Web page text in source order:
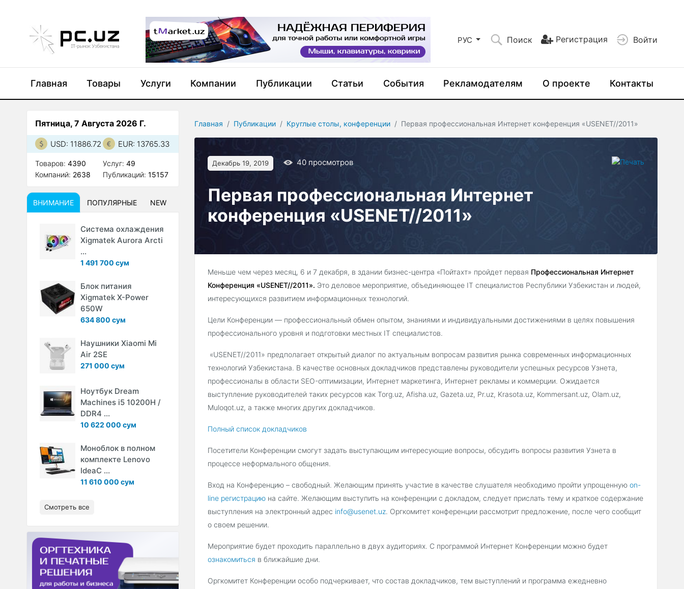
РУС Поиск Регистрация Войти
Главная Товары Услуги Компании Публикации Статьи События Рекламодателям О проекте Контакты
Главная Публикации Круглые столы, конференции Первая профессиональная Интернет конференция «USENET//2011»
Декабрь 19, 2019 40 просмотров
Первая профессиональная Интернет
конференция «USENET//2011»
Меньше чем через месяц, 6 и 7 декабря, в здании бизнес-центра «Пойтахт» пройдет первая Профессиональная Интернет
Конференция «USENET//2011». Это деловое мероприятие, объединяющее IT специалистов Республики Узбекистан и людей,
интересующихся развитием информационных технологий.
Цели Конференции — профессиональный обмен опытом, знаниями и индивидуальными достижениями в целях повышения
профессионального уровня и подготовки местных IT специалистов.
«USENET//2011» предполагает открытый диалог по актуальным вопросам развития рынка современных информационных
технологий Узбекистана. В качестве основных докладчиков представлены руководители успешных ресурсов Узнета,
профессионалы в области SEO-оптимизации, Интернет маркетинга, Интернет рекламы и коммерции. Ожидается
выступление руководителей таких ресурсов как Torg.uz, Afisha.uz, Gazeta.uz, Pr.uz, Krasota.uz, Kommersant.uz, Olam.uz,
Muloqot.uz, а также многих других докладчиков.
Полный список докладчиков
Посетители Конференции смогут задать выступающим интересующие вопросы, обсудить вопросы развития Узнета в
процессе неформального общения.
Вход на Конференцию – свободный. Желающим принять участие в качестве слушателя необходимо пройти упрощеннуюon-
line регистрацию на сайте. Желающим выступить на конференции с докладом, следует прислать тему и краткое содержание
выступления на электронный адрес info@usenet.uz. Оргкомитет конференции рассмотрит предложение, после чего сообщит
о своем решении.
Мероприятие будет проходить параллельно в двух аудиториях. С программой Интернет Конференции можно будет
ознакомиться в ближайшие дни.
Оргкомитет Конференции особо подчеркивает, что состав докладчиков, тем выступлений и программа ежедневно
Пятница, 7 Августа 2026 Г.
USD: 11886.72 EUR: 13765.33
Товаров: 4390
Компаний: 2638
Услуг:49
Публикаций:15157
ВНИМАНИЕ ПОПУЛЯРНЫЕ NEW
Система охлаждения
Xigmatek Aurora Arcti
...
1 491 700 сум
Блок питания
Xigmatek X-Power
650W
634 800 сум
Наушники Xiaomi Mi
Air 2SE
271 000 сум
Ноутбук Dream
Machines i5 10200H /
DDR4 ...
10 622 000 сум
Моноблок в полном
комплекте Lenovo
IdeaC ...
11 610 000 сум
Смотреть все